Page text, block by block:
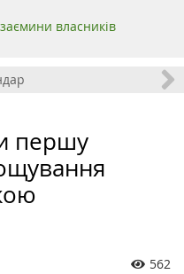
власників
першу
562